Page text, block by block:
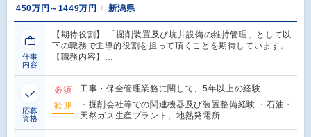
450万円～1449万円 新潟県
仕事
内容
【期待役割】 「掘削装置及び坑井設備の維持管理」として以
下の職務で主導的役割を担って頂くことを期待しています。
【職務内容】…
応募
資格
必須
工事・保全管理業務に関して、5年以上の経験
歓迎
・掘削会社等での関連機器及び装置整備経験 ・石油・
天然ガス生産プラント、地熱発電所…